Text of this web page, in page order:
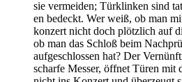
sie ver­mei­den; Tür­klin­ken sind
en bedeckt. Wer weiß, ob man
kon­zert nicht doch plötz­lich auf
ob man das Schloß beim
auf­ge­schlos­sen hat? Der
schar­fe Mes­ser, öff­net Türen mit